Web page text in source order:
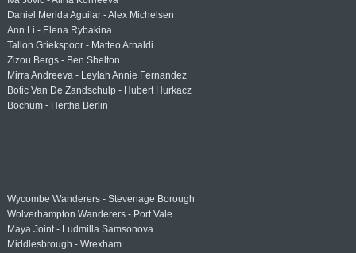
Daniel Merida Aguilar - Alex Michelsen
Ann Li - Elena Rybakina
Tallon Griekspoor - Matteo Arnaldi
Zizou Bergs - Ben Shelton
Mirra Andreeva - Leylah Annie Fernandez
Botic Van De Zandschulp - Hubert Hurkacz
Bochum - Hertha Berlin
Wycombe Wanderers - Stevenage Borough
Wolverhampton Wanderers - Port Vale
Maya Joint - Ludmilla Samsonova
Middlesbrough - Wrexham